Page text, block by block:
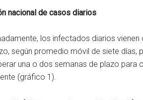
nacional de casos diarios
los infectados diarios
según promedio móvil de siete días,
una o dos semanas de plazo para
(gráfico 1).